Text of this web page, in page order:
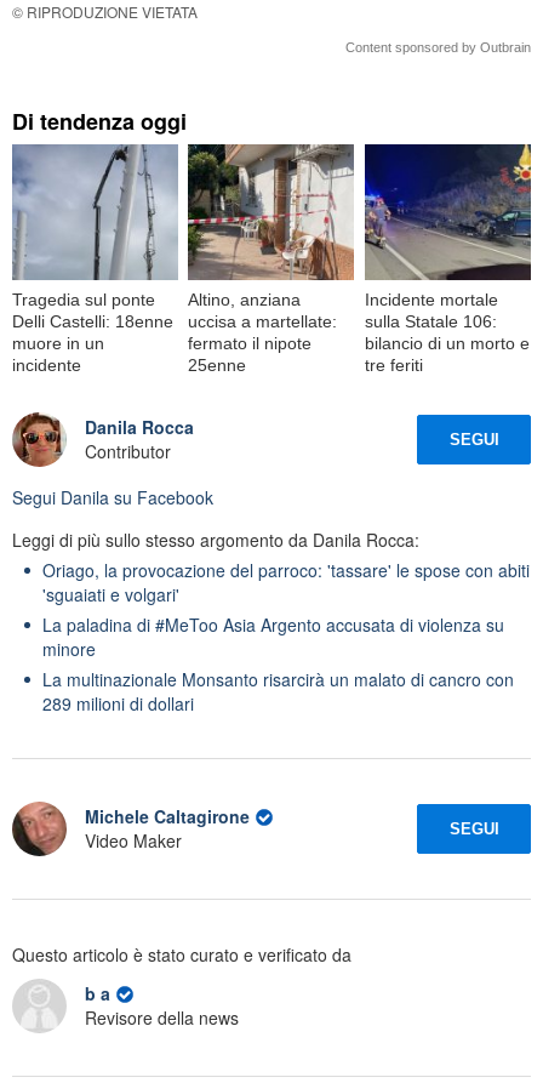
© RIPRODUZIONE VIETATA
Content sponsored by Outbrain
Di tendenza oggi
Tragedia sul ponte
Delli Castelli: 18enne
muore in un
incidente
Altino, anziana
uccisa a martellate:
fermato il nipote
25enne
Incidente mortale
sulla Statale 106:
bilancio di un morto e
tre feriti
Danila Rocca
Contributor
SEGUI
Segui Danila su Facebook
Leggi di più sullo stesso argomento da Danila Rocca:
Oriago, la provocazione del parroco: 'tassare' le spose con abiti
'sguaiati e volgari'
La paladina di #MeToo Asia Argento accusata di violenza su
minore
La multinazionale Monsanto risarcirà un malato di cancro con
289 milioni di dollari
Michele Caltagirone
Video Maker
SEGUI
Questo articolo è stato curato e verificato da
b a
Revisore della news